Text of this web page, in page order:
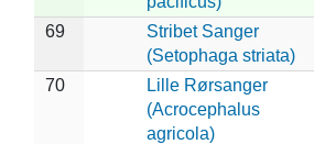
69
Stribet Sanger
(Setophaga striata)
70
Lille Rørsanger
(Acrocephalus
agricola)